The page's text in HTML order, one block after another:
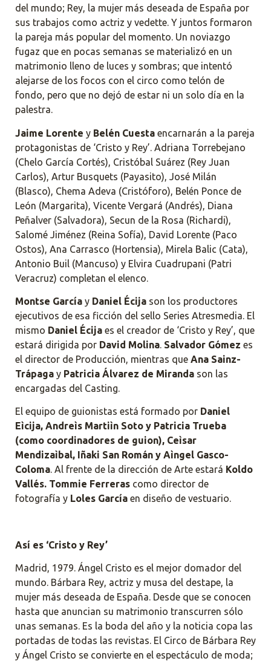
del mundo; Rey, la mujer más deseada de España por
sus trabajos como actriz y vedette. Y juntos formaron
la pareja más popular del momento. Un noviazgo
fugaz que en pocas semanas se materializó en un
matrimonio lleno de luces y sombras; que intentó
alejarse de los focos con el circo como telón de
fondo, pero que no dejó de estar ni un solo día en la
palestra.
Jaime Lorente y Belén Cuesta encarnarán a la pareja
protagonistas de ‘Cristo y Rey’. Adriana Torrebejano
(Chelo García Cortés), Cristóbal Suárez (Rey Juan
Carlos), Artur Busquets (Payasito), José Milán
(Blasco), Chema Adeva (Cristóforo), Belén Ponce de
León (Margarita), Vicente Vergará (Andrés), Diana
Peñalver (Salvadora), Secun de la Rosa (Richardi),
Salomé Jiménez (Reina Sofía), David Lorente (Paco
Ostos), Ana Carrasco (Hortensia), Mirela Balic (Cata),
Antonio Buil (Mancuso) y Elvira Cuadrupani (Patri
Veracruz) completan el elenco.
Montse García y Daniel Écija son los productores
ejecutivos de esa ficción del sello Series Atresmedia. El
mismo Daniel Écija es el creador de ‘Cristo y Rey’, que
estará dirigida por David Molina. Salvador Gómez es
el director de Producción, mientras que Ana Sainz-
Trápaga y Patricia Álvarez de Miranda son las
encargadas del Casting.
El equipo de guionistas está formado por Daniel
Eìcija, Andreìs Martiìn Soto y Patricia Trueba
(como coordinadores de guion), Ceìsar
Mendizaìbal, Iñaki San Román y Aìngel Gasco-
Coloma. Al frente de la dirección de Arte estará Koldo
Vallés. Tommie Ferreras como director de
fotografía y Loles García en diseño de vestuario.
Así es ‘Cristo y Rey’
Madrid, 1979. Ángel Cristo es el mejor domador del
mundo. Bárbara Rey, actriz y musa del destape, la
mujer más deseada de España. Desde que se conocen
hasta que anuncian su matrimonio transcurren sólo
unas semanas. Es la boda del año y la noticia copa las
portadas de todas las revistas. El Circo de Bárbara Rey
y Ángel Cristo se convierte en el espectáculo de moda;